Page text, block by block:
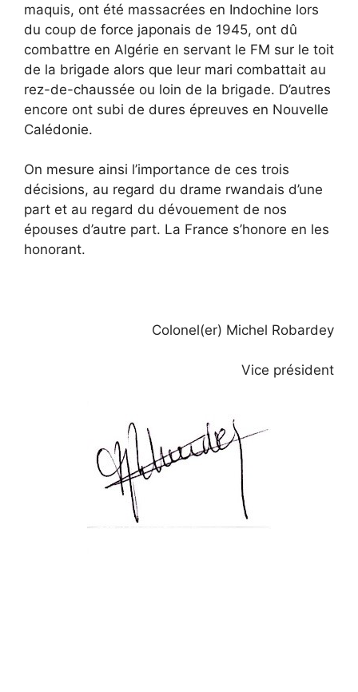
maquis, ont été massacrées en Indochine lors
du coup de force japonais de 1945, ont dû
combattre en Algérie en servant le FM sur le toit
de la brigade alors que leur mari combattait au
rez-de-chaussée ou loin de la brigade. D’autres
encore ont subi de dures épreuves en Nouvelle
Calédonie.
On mesure ainsi l’importance de ces trois
décisions, au regard du drame rwandais d’une
part et au regard du dévouement de nos
épouses d’autre part. La France s’honore en les
honorant.
Colonel(er) Michel Robardey
Vice président